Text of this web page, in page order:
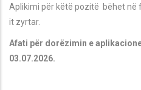
Aplikimi për këtë pozitë bëhet në
it zyrtar.
Afati për dorëzimin e
03.07.2026.